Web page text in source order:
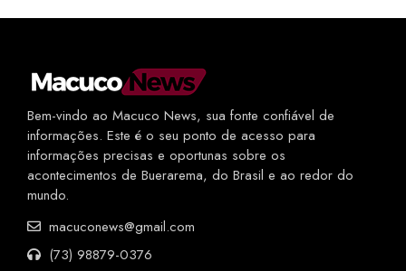
Bem-vindo ao Macuco News, sua fonte confiável de
informações. Este é o seu ponto de acesso para
informações precisas e oportunas sobre os
acontecimentos de Buerarema, do Brasil e ao redor do
mundo.
macuconews@gmail.com
(73) 98879-0376